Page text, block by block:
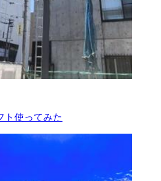
ト使ってみた